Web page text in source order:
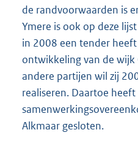
de randvoorwaarden is
Ymere is ook op deze
in 2008 een tender
ontwikkeling van de wijk
andere partijen wil zij
realiseren. Daartoe
Alkmaar gesloten.